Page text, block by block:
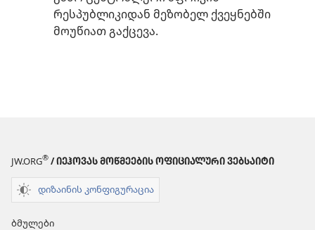
რესპუბლიკიდან მეზობელ ქვეყნებში
მოუწიათ გაქცევა.
JW.ORG® / ᲘᲔᲰᲝᲕᲐᲡ ᲛᲝᲬᲛᲔᲔᲑᲘᲡ ᲝᲤᲘᲪᲘᲐᲚᲣᲠᲘ ᲕᲔᲑᲡᲐᲘᲢᲘ
დიზაინის კონფიგურაცია
ბმულები